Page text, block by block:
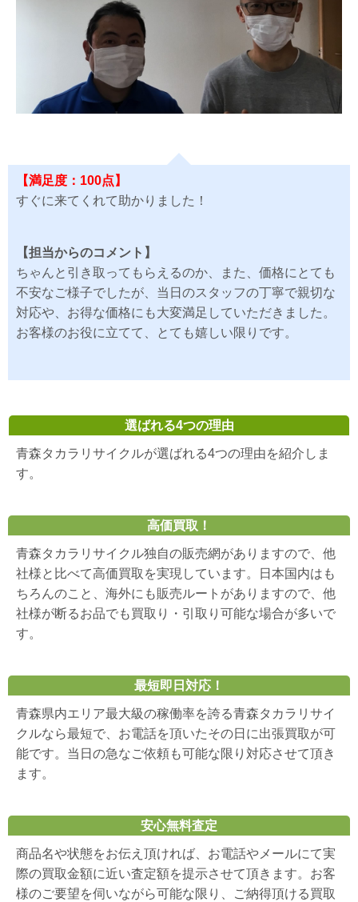
【満足度：100点】
すぐに来てくれて助かりました！
【担当からのコメント】
ちゃんと引き取ってもらえるのか、また、価格にとても
不安なご様子でしたが、当日のスタッフの丁寧で親切な
対応や、お得な価格にも大変満足していただきました。
お客様のお役に立てて、とても嬉しい限りです。
選ばれる4つの理由
青森タカラリサイクルが選ばれる4つの理由を紹介しま
す。
高価買取！
青森タカラリサイクル独自の販売網がありますので、他
社様と比べて高価買取を実現しています。日本国内はも
ちろんのこと、海外にも販売ルートがありますので、他
社様が断るお品でも買取り・引取り可能な場合が多いで
す。
最短即日対応！
青森県内エリア最大級の稼働率を誇る青森タカラリサイ
クルなら最短で、お電話を頂いたその日に出張買取が可
能です。当日の急なご依頼も可能な限り対応させて頂き
ます。
安心無料査定
商品名や状態をお伝え頂ければ、お電話やメールにて実
際の買取金額に近い査定額を提示させて頂きます。お客
様のご要望を伺いながら可能な限り、ご納得頂ける買取